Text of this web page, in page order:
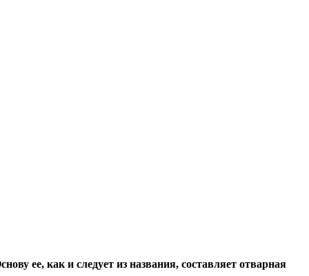
ее, как и следует из названия, составляет отварная